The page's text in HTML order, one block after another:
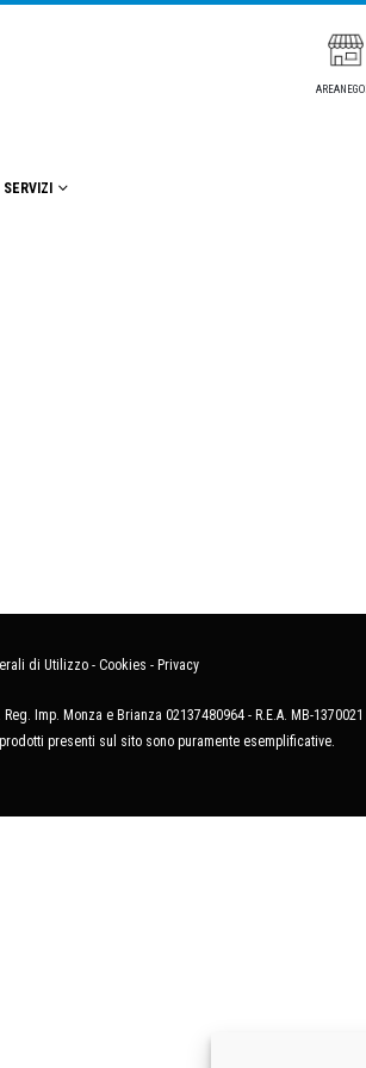
SERVIZI
di Utilizzo - Cookies - Privacy
Imp. Monza e Brianza 02137480964 - R.E.A. MB-
presenti sul sito sono puramente esemplificative.